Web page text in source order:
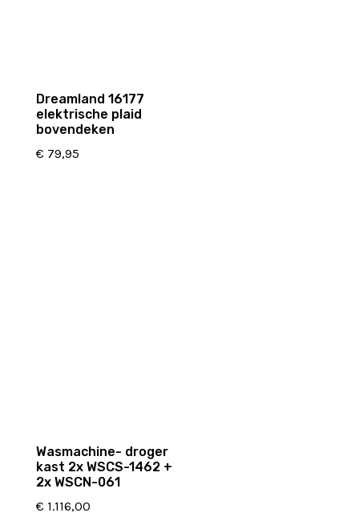
Dreamland 16177
elektrische plaid
bovendeken
€ 79,95
Wasmachine- droger
kast 2x WSCS-1462 +
2x WSCN-061
€ 1.116,00